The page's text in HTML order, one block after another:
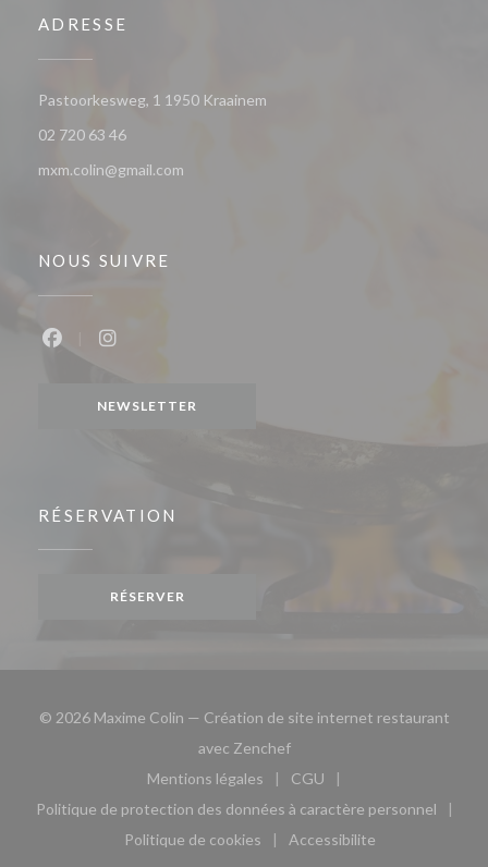
ADRESSE
Pastoorkesweg, 1 1950 Kraainem
02 720 63 46
mxm.colin@gmail.com
NOUS SUIVRE
NEWSLETTER
RÉSERVATION
RÉSERVER
© 2026 Maxime Colin — Création de site internet restaurant
avec Zenchef((ouvre une nouvelle
Mentions légales
((ouvre une nouvelle fenêtre))
CGU
((ouvre une nouvelle
Politique de protection des données à caractère personnel
((ouvre une nouvelle fenêtre))
Politique de cookies
((ouvre une nouvelle fenêtre))
Accessibilite